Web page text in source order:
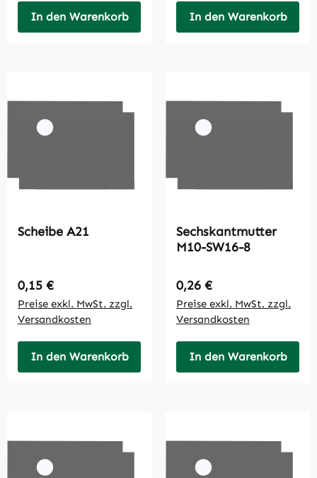
In den Warenkorb In den Warenkorb
Scheibe A21
Regulärer Preis:
0,15 €
Preise exkl. MwSt. zzgl.
Versandkosten
In den Warenkorb
Sechskantmutter
M10-SW16-8
Regulärer Preis:
0,26 €
Preise exkl. MwSt. zzgl.
Versandkosten
In den Warenkorb